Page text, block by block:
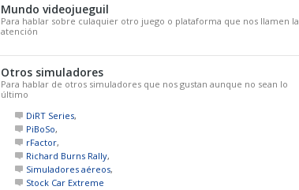
Mundo videojueguil
Para hablar sobre culaquier otro juego o plataforma que nos llamen la
atención
Otros simuladores
Para hablar de otros simuladores que nos gustan aunque no sean lo
último
DiRT Series,
PiBoSo,
rFactor,
Richard Burns Rally,
Simuladores aéreos,
Stock Car Extreme